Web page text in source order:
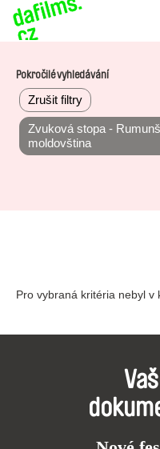
Pokročilé vyhledávání
Zrušit filtry
Zvuková stopa -
moldovština
Pro vybraná kritéria nebyl v